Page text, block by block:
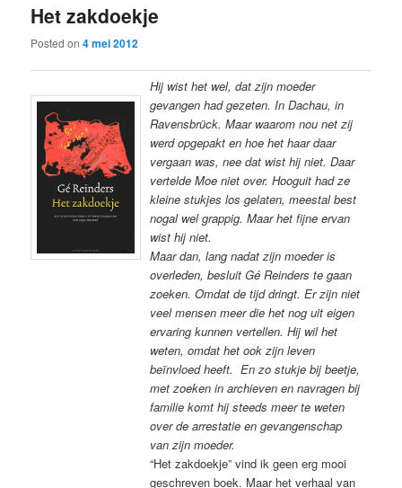
content
content
Het zakdoekje
Posted on4 mei 2012
Hij wist het wel, dat zijn moeder
gevangen had gezeten. In Dachau, in
Ravensbrück. Maar waarom nou net zij
werd opgepakt en hoe het haar daar
vergaan was, nee dat wist hij niet. Daar
vertelde Moe niet over. Hooguit had ze
kleine stukjes los gelaten, meestal best
nogal wel grappig. Maar het fijne ervan
wist hij niet.
Maar dan, lang nadat zijn moeder is
overleden, besluit Gé Reinders te gaan
zoeken. Omdat de tijd dringt. Er zijn niet
veel mensen meer die het nog uit eigen
ervaring kunnen vertellen. Hij wil het
weten, omdat het ook zijn leven
beïnvloed heeft. En zo stukje bij beetje,
met zoeken in archieven en navragen bij
familie komt hij steeds meer te weten
over de arrestatie en gevangenschap
van zijn moeder.
“Het zakdoekje” vind ik geen erg mooi
geschreven boek. Maar het verhaal van